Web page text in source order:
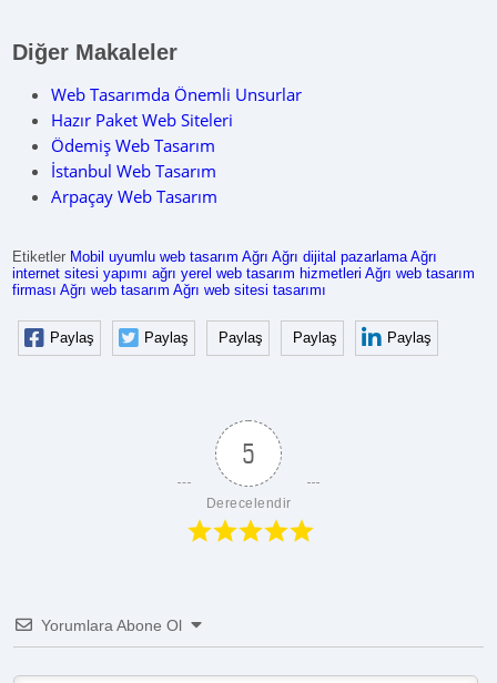
Diğer Makaleler
Web Tasarımda Önemli Unsurlar
Hazır Paket Web Siteleri
Ödemiş Web Tasarım
İstanbul Web Tasarım
Arpaçay Web Tasarım
Etiketler Mobil uyumlu web tasarım Ağrı Ağrı dijital pazarlama Ağrı
internet sitesi yapımı ağrı yerel web tasarım hizmetleri Ağrı web tasarım
firması Ağrı web tasarım Ağrı web sitesi tasarımı
Paylaş Paylaş Paylaş Paylaş Paylaş
5
Derecelendir
Yorumlara Abone Ol